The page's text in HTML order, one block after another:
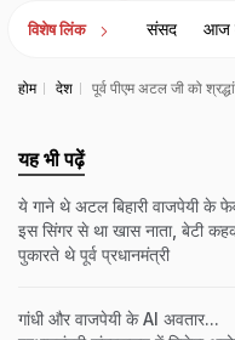
विशेष लिंक संसद आज
होम देश पूर्व पीएम अटल जी को
यह भी पढ़ें
ये गाने थे अटल बिहारी वाजपेयी के
इस सिंगर से था खास नाता, बेटी
पुकारते थे पूर्व प्रधानमंत्री
गांधी और वाजपेयी के AI अवतार...